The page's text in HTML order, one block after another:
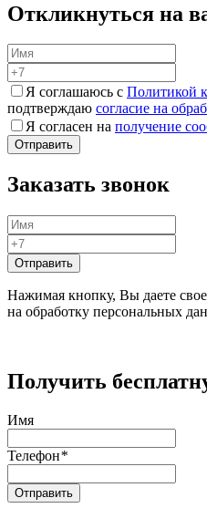
Откликнуться на
Я соглашаюсь с Политикой
подтверждаю согласие на
Я согласен на получение
Заказать звонок
Нажимая кнопку, Вы даете свое
на обработку персональных
Получить
Имя
Телефон*